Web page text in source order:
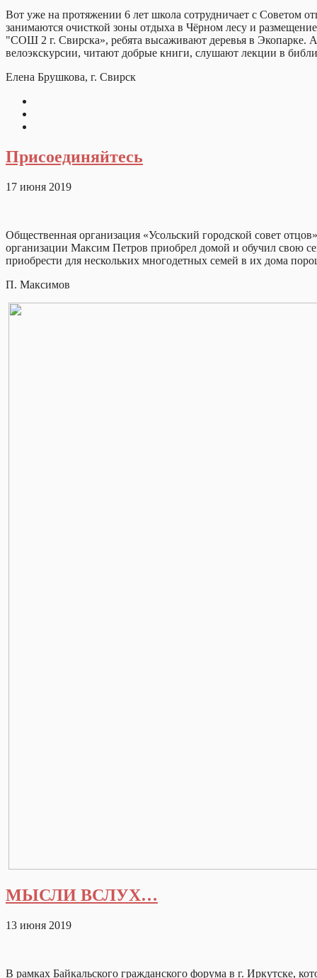
Вот уже на протяжении 6 лет школа сотрудничает с Советом
занимаются очисткой зоны отдыха в Чёрном лесу и
"СОШ 2 г. Свирска», ребята высаживают деревья в Экопарке.
велоэкскурсии, читают добрые книги, слушают лекции в
Елена Брушкова, г. Свирск
Присоединяйтесь
17 июня 2019
Общественная организация «Усольский городской совет
организации Максим Петров приобрел домой и обучил свою
приобрести для нескольких многодетных семей в их дома
П. Максимов
МЫСЛИ ВСЛУХ…
13 июня 2019
В рамках Байкальского гражданского форума в г. Иркутске,